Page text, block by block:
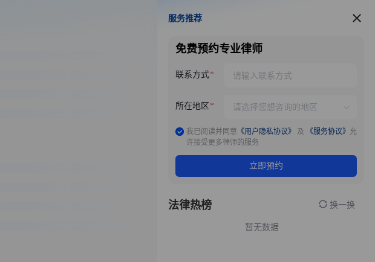
服务推荐
服务推荐
免费预约专业律师
联系方式
所在地区
我已阅读并同意 《用户隐私协议》 及 《服务协议》 允
许接受更多律师的服务
立即预约
法律热榜 换一换
暂无数据